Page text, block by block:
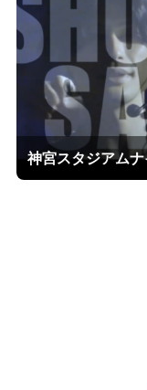
神宮スタジアム